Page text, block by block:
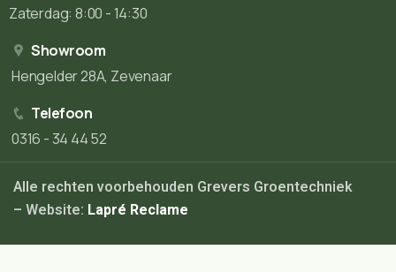
Zaterdag: 8:00 - 14:30
Showroom
Hengelder 28A, Zevenaar
Telefoon
0316 - 34 44 52
Alle rechten voorbehouden Grevers Groentechniek
– Website: Lapré Reclame